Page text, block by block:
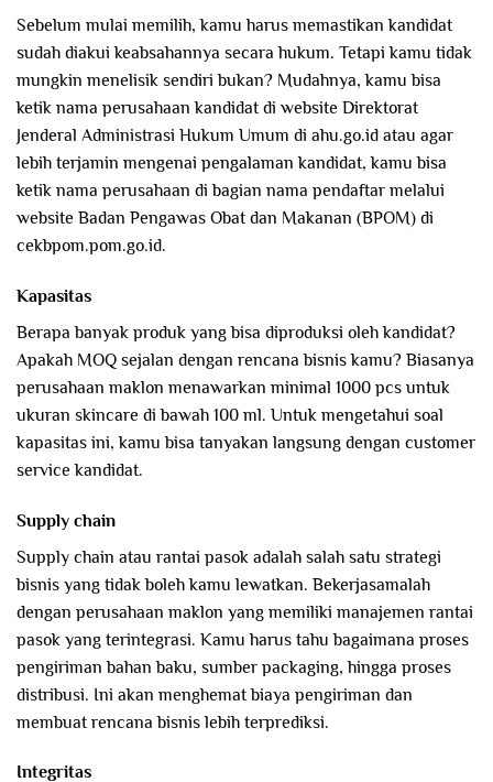
Sebelum mulai memilih, kamu harus memastikan kandidat
sudah diakui keabsahannya secara hukum. Tetapi kamu tidak
mungkin menelisik sendiri bukan? Mudahnya, kamu bisa
ketik nama perusahaan kandidat di website Direktorat
Jenderal Administrasi Hukum Umum di ahu.go.id atau agar
lebih terjamin mengenai pengalaman kandidat, kamu bisa
ketik nama perusahaan di bagian nama pendaftar melalui
website Badan Pengawas Obat dan Makanan (BPOM) di
cekbpom.pom.go.id.
Kapasitas
Berapa banyak produk yang bisa diproduksi oleh kandidat?
Apakah MOQ sejalan dengan rencana bisnis kamu? Biasanya
perusahaan maklon menawarkan minimal 1000 pcs untuk
ukuran skincare di bawah 100 ml. Untuk mengetahui soal
kapasitas ini, kamu bisa tanyakan langsung dengan customer
service kandidat.
Supply chain
Supply chain atau rantai pasok adalah salah satu strategi
bisnis yang tidak boleh kamu lewatkan. Bekerjasamalah
dengan perusahaan maklon yang memiliki manajemen rantai
pasok yang terintegrasi. Kamu harus tahu bagaimana proses
pengiriman bahan baku, sumber packaging, hingga proses
distribusi. Ini akan menghemat biaya pengiriman dan
membuat rencana bisnis lebih terprediksi.
Integritas